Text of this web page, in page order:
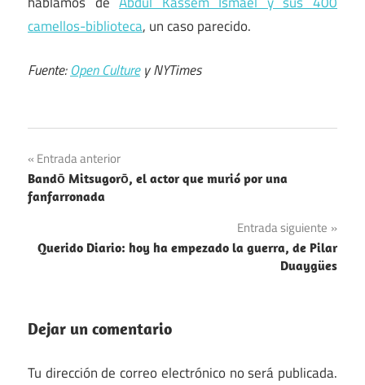
camellos-biblioteca, un caso parecido.
Fuente:Open Culturey NYTimes
Navegación
de
Entrada anterior
Bandō Mitsugorō, el actor que murió por una
fanfarronada
Entrada siguiente
Querido Diario: hoy ha empezado la guerra, de Pilar
Duaygües
Dejar un comentario
Tu dirección de correo electrónico no será publicada.